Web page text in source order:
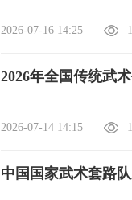
2026-07-16 14:25
2026年全国传统武
2026-07-14 14:15
中国国家武术套路